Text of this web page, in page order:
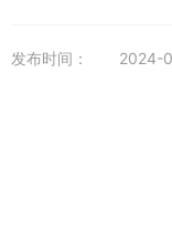
发布时间： 2024-